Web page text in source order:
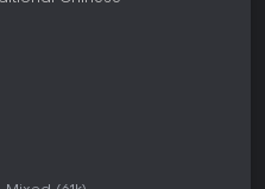
Qualität steigern,
die verflochtenen
durch eine Reihe von
Heists mit
Version von GTA V auf